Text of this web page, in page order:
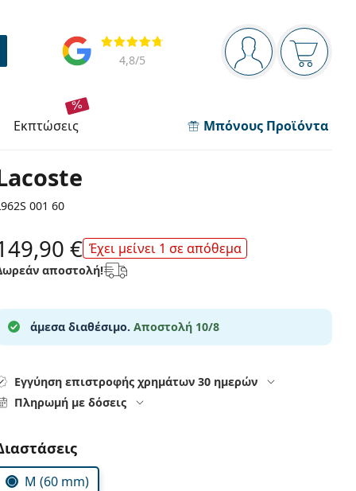
Πίνακας πλοήγησης
Είστε
Το
Αξιολογήσεις
4,8/5
εκπτώσεις Μπόνους Προϊόντα
001 60
€ Έχει μείνει 1 σε απόθεμα
αποστολή!
άμεσα διαθέσιμο. Αποστολή 10/8
Εγγύηση επιστροφής χρημάτων 30 ημερών
Πληρωμή με δόσεις
τις παράμετρους
M (60 mm)